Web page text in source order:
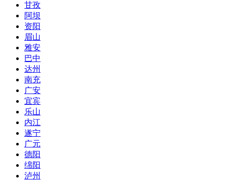
甘孜
阿坝
资阳
眉山
雅安
巴中
达州
南充
广安
宜宾
乐山
内江
遂宁
广元
德阳
绵阳
泸州